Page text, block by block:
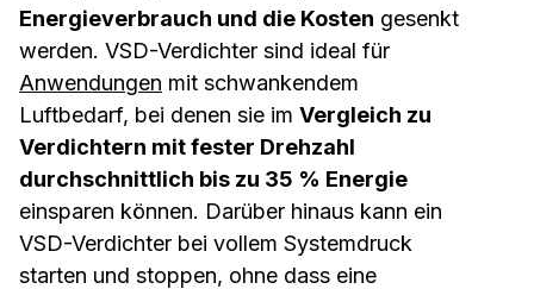
Energieverbrauch und die Kosten gesenkt
werden. VSD-Verdichter sind ideal für
Anwendungen mit schwankendem
Luftbedarf, bei denen sie im Vergleich zu
Verdichtern mit fester Drehzahl
durchschnittlich bis zu 35 % Energie
einsparen können. Darüber hinaus kann ein
VSD-Verdichter bei vollem Systemdruck
starten und stoppen, ohne dass eine